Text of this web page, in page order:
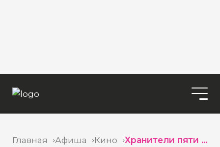
Главная Афиша Кино Хранители пяти королевств